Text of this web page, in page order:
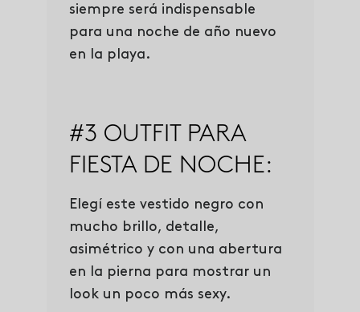
siempre será indispensable
para una noche de año nuevo
en la playa.
#3 OUTFIT PARA
FIESTA DE NOCHE:
Elegí este vestido negro con
mucho brillo, detalle,
asimétrico y con una abertura
en la pierna para mostrar un
look un poco más sexy.